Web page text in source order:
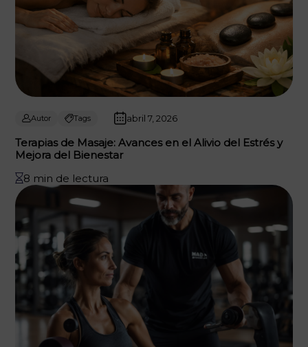
Autor Tags abril 7, 2026
Terapias de Masaje: Avances en el Alivio del Estrés y
Mejora del Bienestar
8 min de lectura